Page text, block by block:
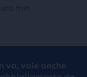
va, vale anche